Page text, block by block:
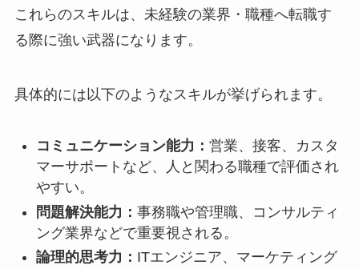
これらのスキルは、未経験の業界・職種へ転職す
る際に強い武器になります。
具体的には以下のようなスキルが挙げられます。
コミュニケーション能力： 営業、接客、カスタ
マーサポートなど、人と関わる職種で評価され
やすい。
問題解決能力： 事務職や管理職、コンサルティ
ング業界などで重要視される。
論理的思考力： ITエンジニア、マーケティング